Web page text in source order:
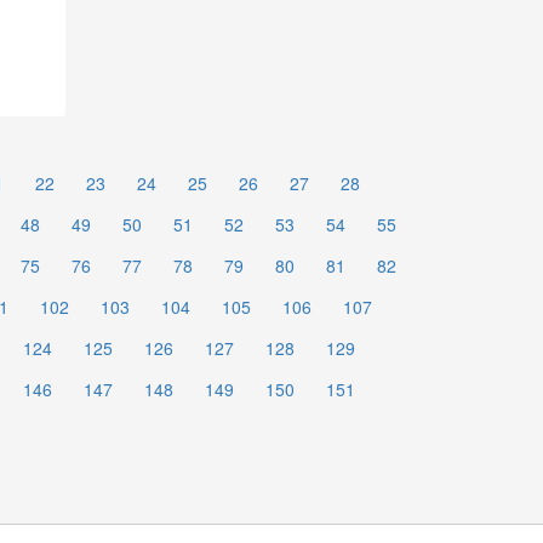
22 23 24 25 26 27
28
48 49 50 51 52 53 54
55
75 76 77 78 79 80 81
82
102 103 104 105 106
107
124 125 126 127 128
129
146 147 148 149 150
151